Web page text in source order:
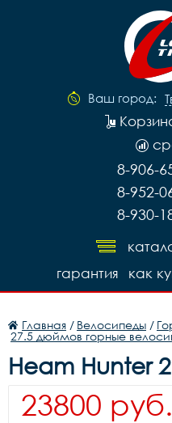
Ваш город:
8-906-
8-952-
8-930-
как
гарантия
Главная / Велосипеды /
27.5 дюймов горные
Heam Hunter
23800 руб.